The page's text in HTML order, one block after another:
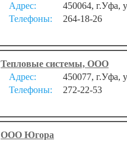
Адрес:
450064, г.Уфа,
Телефоны:
264-18-26
Тепловые системы, ООО
Адрес:
450077, г.Уфа,
Телефоны:
272-22-53
ООО Югора